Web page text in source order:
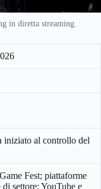
in diretta streaming.
iniziato al controllo del
Fest; piattaforme
settore: YouTube e